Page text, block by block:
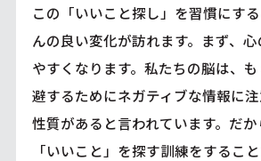
この「いいこと探し」を習慣にす
んの良い変化が訪れます。まず、
やすくなります。私たちの脳は、
避するためにネガティブな情報に
性質があると言われています。だ
「いいこと」を探す訓練をするこ